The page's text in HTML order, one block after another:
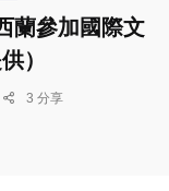
蘭參加國際文
）
3 分享